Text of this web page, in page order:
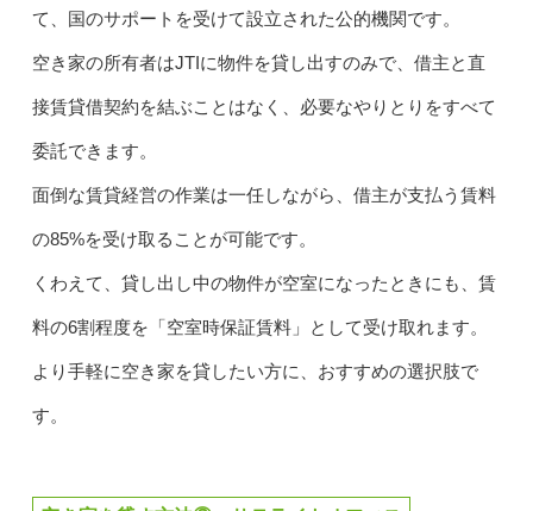
て、国のサポートを受けて設立された公的機関です。
空き家の所有者はJTIに物件を貸し出すのみで、借主と直
接賃貸借契約を結ぶことはなく、必要なやりとりをすべて
委託できます。
面倒な賃貸経営の作業は一任しながら、借主が支払う賃料
の85%を受け取ることが可能です。
くわえて、貸し出し中の物件が空室になったときにも、賃
料の6割程度を「空室時保証賃料」として受け取れます。
より手軽に空き家を貸したい方に、おすすめの選択肢で
す。